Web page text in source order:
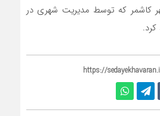
کاشمر که توسط مدیریت شهری در
https://